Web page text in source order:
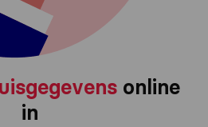
online
in